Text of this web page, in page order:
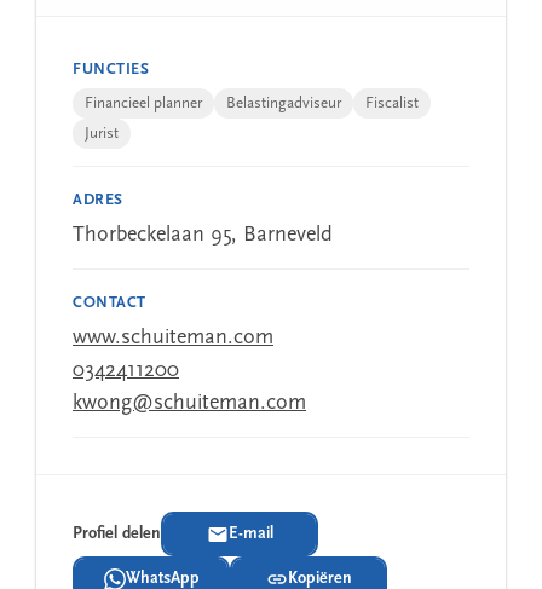
FUNCTIES
Financieel planner Belastingadviseur
Fiscalist
Jurist
ADRES
Thorbeckelaan 95, Barneveld
CONTACT
www.schuiteman.com
0342411200
kwong@schuiteman.com
Profiel delen E-mail
WhatsApp Kopiëren